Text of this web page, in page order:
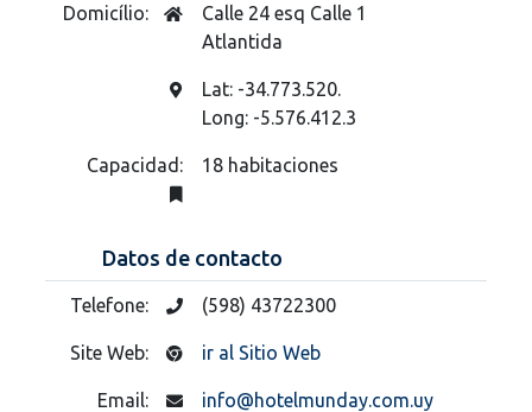
Domicílio:
Calle 24 esq Calle 1
Atlantida
Lat: -34.773.520.
Long: -5.576.412.3
Capacidad: 18 habitaciones
Datos de contacto
Telefone: (598) 43722300
Site Web: ir al Sitio Web
Email: info@hotelmunday.com.uy